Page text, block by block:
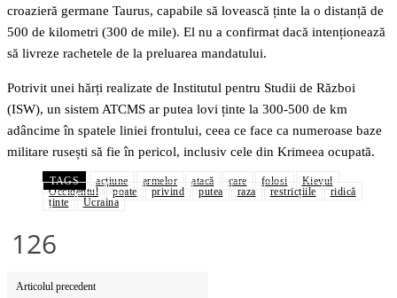
croazieră germane Taurus, capabile să lovească ținte la o distanță de
500 de kilometri (300 de mile). El nu a confirmat dacă intenționează
să livreze rachetele de la preluarea mandatului.
Potrivit unei hărți realizate de Institutul pentru Studii de Război
(ISW), un sistem ATCMS ar putea lovi ținte la 300-500 de km
adâncime în spatele liniei frontului, ceea ce face ca numeroase baze
militare rusești să fie în pericol, inclusiv cele din Krimeea ocupată.
TAGS acţiune armelor atacă care folosi
Kievul
Occidentul
poate privind putea raza restricțiile
ridică
ținte
Ucraina
126
Articolul precedent